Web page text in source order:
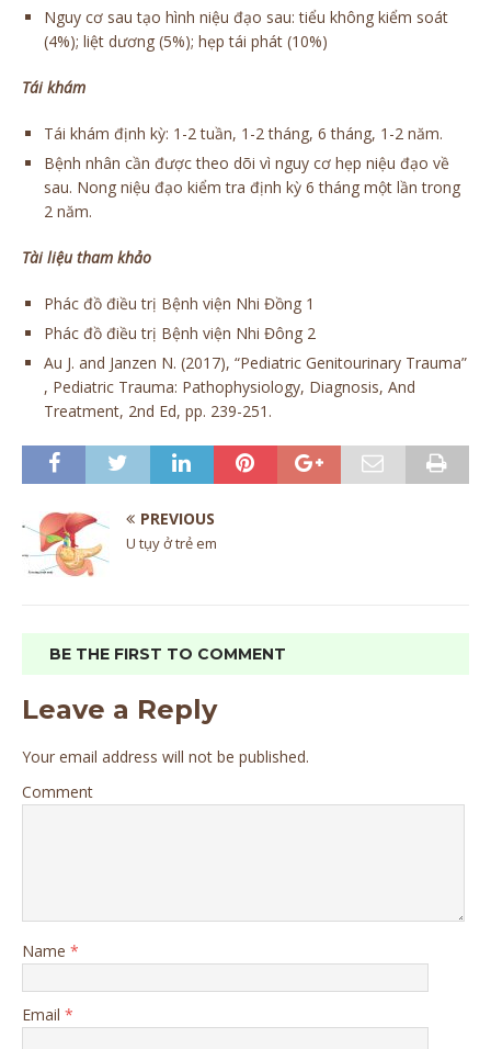
Nguy cơ sau tạo hình niệu đạo sau: tiểu không kiểm soát
(4%); liệt dương (5%); hẹp tái phát (10%)
Tái khám
Tái khám định kỳ: 1-2 tuần, 1-2 tháng, 6 tháng, 1-2 năm.
Bệnh nhân cần được theo dõi vì nguy cơ hẹp niệu đạo về
sau. Nong niệu đạo kiểm tra định kỳ 6 tháng một lần trong
2 năm.
Tài liệu tham khảo
Phác đồ điều trị Bệnh viện Nhi Đồng 1
Phác đồ điều trị Bệnh viện Nhi Đông 2
Au J. and Janzen N. (2017), “Pediatric Genitourinary Trauma”
, Pediatric Trauma: Pathophysiology, Diagnosis, And
Treatment, 2nd Ed, pp. 239-251.
PREVIOUS
U tụy ở trẻ em
BE THE FIRST TO COMMENT
Leave a Reply
Your email address will not be published.
Comment
Name *
Email *